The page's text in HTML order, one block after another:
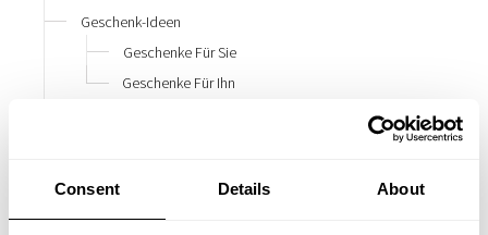
Consent Details About
Geschenk-Ideen
Geschenke Für Sie
Geschenke Für Ihn
Women´S Collection